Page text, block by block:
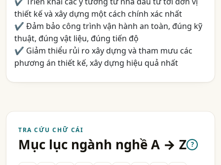
thiết kế và xây dựng một cách chính xác nhất
✔ Đảm bảo công trình vận hành an toàn, đúng kỹ
thuật, đúng vật liệu, đúng tiến độ
✔ Giảm thiểu rủi ro xây dựng và tham mưu các
phương án thiết kế, xây dựng hiệu quả nhất
TRA CỨU CHỮ CÁI
Mục lục ngành nghề A → Z ?